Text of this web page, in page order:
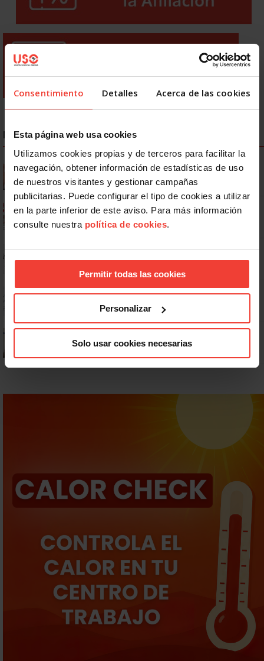
Consentimiento Detalles Acerca de las cookies
Esta página web usa cookies
Utilizamos cookies propias y de terceros para facilitar la
navegación, obtener información de estadísticas de uso
de nuestros visitantes y gestionar campañas
publicitarias. Puede configurar el tipo de cookies a utilizar
en la parte inferior de este aviso. Para más información
consulte nuestra política de cookies.
Permitir todas las cookies
Personalizar
Solo usar cookies necesarias
NOTICIAS MÁS LEÍDAS
Se actualizan las patologías para acceder a la jubilación
anticipada por discapacidad
Ya os podéis descargar la app de USO
No: si un festivo cae en sábado, no tienen por qué darte un día
libre
Dudas frecuentes sobre las vacaciones
¿Puedo viajar estando de baja?